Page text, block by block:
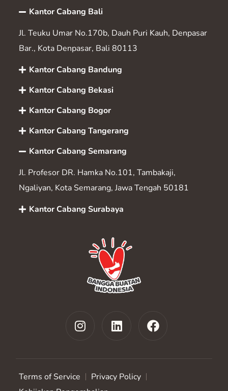
Kantor Cabang Bali
Jl. Teuku Umar No.170b, Dauh Puri Kauh, Denpasar
Bar., Kota Denpasar, Bali 80113
Kantor Cabang Bandung
Kantor Cabang Bekasi
Kantor Cabang Bogor
Kantor Cabang Tangerang
Kantor Cabang Semarang
Jl. Profesor DR. Hamka No.101, Tambakaji,
Ngaliyan, Kota Semarang, Jawa Tengah 50181
Kantor Cabang Surabaya
Terms of Service
Privacy Policy